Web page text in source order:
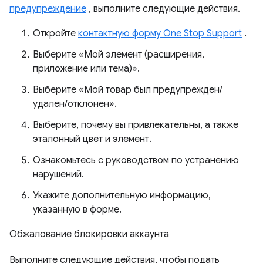
предупреждение , выполните следующие действия.
Откройте контактную форму One Stop Support .
Выберите «Мой элемент (расширения,
приложение или тема)».
Выберите «Мой товар был предупрежден/
удален/отклонен».
Выберите, почему вы привлекательны, а также
эталонный цвет и элемент.
Ознакомьтесь с руководством по устранению
нарушений.
Укажите дополнительную информацию,
указанную в форме.
Обжалование блокировки аккаунта
Выполните следующие действия, чтобы подать